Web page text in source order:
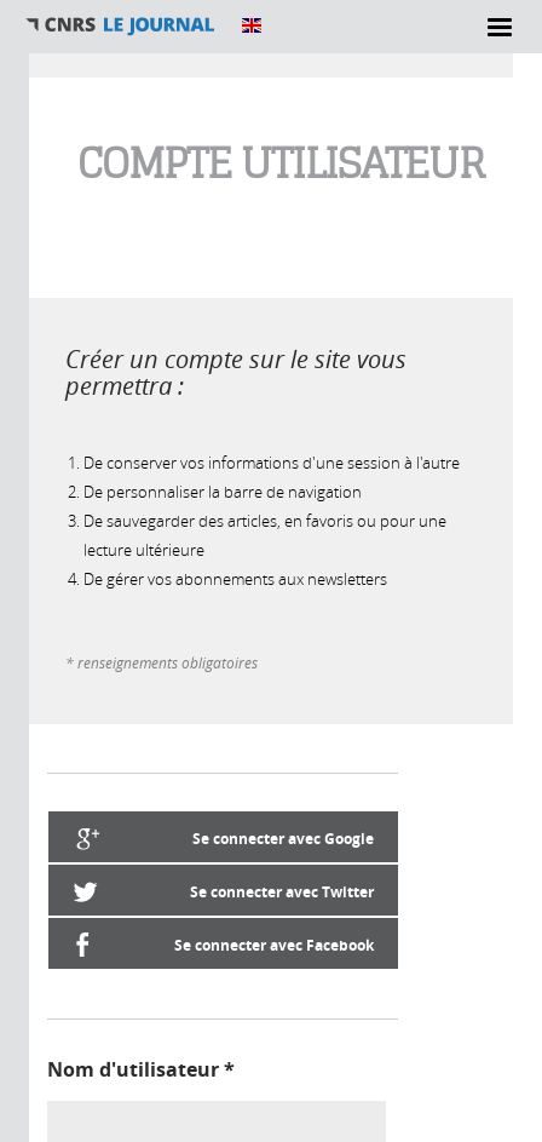
COMPTE UTILISATEUR
Créer un compte sur le site vous
permettra :
De conserver vos informations d'une session à l'autre
De personnaliser la barre de navigation
De sauvegarder des articles, en favoris ou pour une
lecture ultérieure
De gérer vos abonnements aux newsletters
* renseignements obligatoires
Se connecter avec Google
Se connecter avec Twitter
Se connecter avec Facebook
Nom d'utilisateur*